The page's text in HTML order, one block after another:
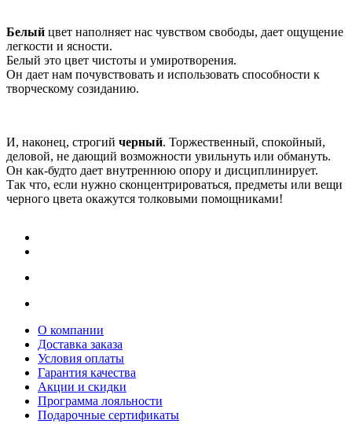
Белый цвет наполняет нас чувством свободы, дает ощущение
легкости и ясности.
Белый это цвет чистоты и умиротворения.
Он дает нам почувствовать и использовать способности к
творческому созиданию.
И, наконец, строгий черный. Торжественный, спокойный,
деловой, не дающий возможности увильнуть или обмануть.
Он как-будто дает внутреннюю опору и дисциплинирует.
Так что, если нужно сконцентрироваться, предметы или вещи
черного цвета окажутся толковыми помощниками!
О компании
Доставка заказа
Условия оплаты
Гарантия качества
Акции и скидки
Программа лояльности
Подарочные сертификаты